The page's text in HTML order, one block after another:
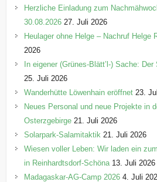
Herzliche Einladung zum
30.08.2026 27. Juli 2026
Heulager ohne Helge – Nachruf Helge
2026
In eigener (Grünes-Blätt’l-) Sache: Der
25. Juli 2026
Wanderhütte Löwenhain eröffnet 23.
Neues Personal und neue Projekte in
Osterzgebirge 21. Juli 2026
Solarpark-Salamitaktik 21. Juli 2026
Wiesen voller Leben: Wir laden ein
in Reinhardtsdorf-Schöna 13. Juli 2026
Madagaskar-AG-Camp 2026 4. Juli